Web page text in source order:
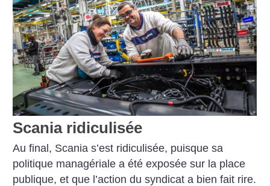
Scania ridiculisée
Au final, Scania s’est ridiculisée, puisque sa
politique managériale a été exposée sur la place
publique, et que l’action du syndicat a bien fait rire.